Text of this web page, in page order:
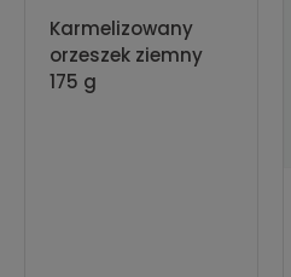
Karmelizowany
orzeszek ziemny
175 g